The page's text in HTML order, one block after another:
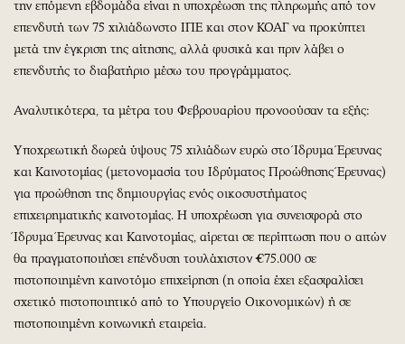
την επόμενη εβδομάδα είναι η υποχρέωση της πληρωμής από τον
επενδυτή των 75 χιλιάδωνστο ΙΠΕ και στον ΚΟΑΓ να προκύπτει
μετά την έγκριση της αίτησης, αλλά φυσικά και πριν λάβει ο
επενδυτής το διαβατήριο μέσω του προγράμματος.
Αναλυτικότερα, τα μέτρα του Φεβρουαρίου προνοούσαν τα εξής:
Yποχρεωτική δωρεά ύψους 75 χιλιάδων ευρώ στο Ίδρυμα Έρευνας
και Καινοτομίας (μετονομασία του Ιδρύματος Προώθησης Έρευνας)
για προώθηση της δημιουργίας ενός οικοσυστήματος
επιχειρηματικής καινοτομίας. Η υποχρέωση για συνεισφορά στο
Ίδρυμα Έρευνας και Καινοτομίας, αίρεται σε περίπτωση που ο αιτών
θα πραγματοποιήσει επένδυση τουλάχιστον €75.000 σε
πιστοποιημένη καινοτόμο επιχείρηση (η οποία έχει εξασφαλίσει
σχετικό πιστοποιητικό από το Υπουργείο Οικονομικών) ή σε
πιστοποιημένη κοινωνική εταιρεία.